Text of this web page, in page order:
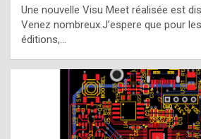
t
t
e
b
e
s
Une nouvelle Visu Meet réalisée est
Venez nombreux.J’espere que pour
éditions,…